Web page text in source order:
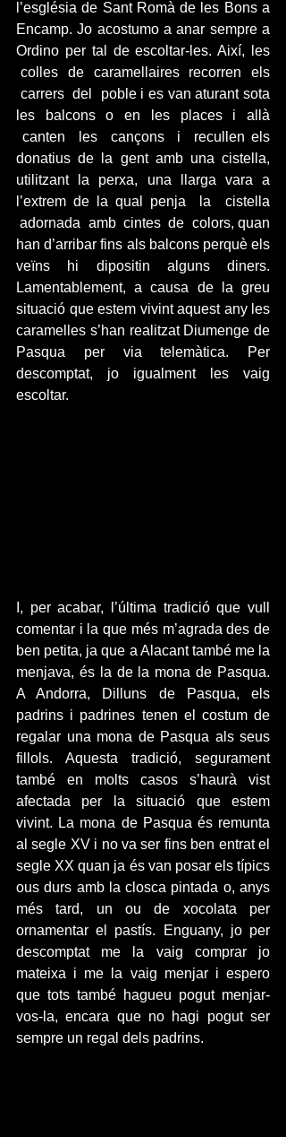
l’església de Sant Romà de les Bons a
Encamp. Jo acostumo a anar sempre a
Ordino per tal de escoltar-les. Així, les
colles  de  caramellaires  recorren  els
carrers  del  poble i es van aturant sota
les balcons o en les places i allà
canten  les  cançons  i  recullen els
donatius de la gent amb una cistella,
utilitzant la perxa, una llarga vara a
l’extrem de la qual penja  la  cistella
adornada  amb  cintes  de  colors, quan
han d’arribar fins als balcons perquè els
veïns hi dipositin alguns diners.
Lamentablement, a causa de la greu
situació que estem vivint aquest any les
caramelles s’han realitzat Diumenge de
Pasqua per via telemàtica. Per
descomptat, jo igualment les vaig
escoltar.
I, per acabar, l’última tradició que vull
comentar i la que més m’agrada des de
ben petita, ja que a Alacant també me la
menjava, és la de la mona de Pasqua.
A Andorra, Dilluns de Pasqua, els
padrins i padrines tenen el costum de
regalar una mona de Pasqua als seus
fillols. Aquesta tradició, segurament
també en molts casos s’haurà vist
afectada per la situació que estem
vivint. La mona de Pasqua és remunta
al segle XV i no va ser fins ben entrat el
segle XX quan ja és van posar els típics
ous durs amb la closca pintada o, anys
més tard, un ou de xocolata per
ornamentar el pastís. Enguany, jo per
descomptat me la vaig comprar jo
mateixa i me la vaig menjar i espero
que tots també hagueu pogut menjar-
vos-la, encara que no hagi pogut ser
sempre un regal dels padrins.